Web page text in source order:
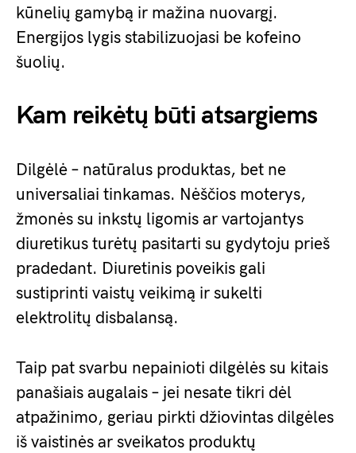
kūnelių gamybą ir mažina nuovargį.
Energijos lygis stabilizuojasi be kofeino
šuolių.
Kam reikėtų būti atsargiems
Dilgėlė – natūralus produktas, bet ne
universaliai tinkamas. Nėščios moterys,
žmonės su inkstų ligomis ar vartojantys
diuretikus turėtų pasitarti su gydytoju prieš
pradedant. Diuretinis poveikis gali
sustiprinti vaistų veikimą ir sukelti
elektrolitų disbalansą.
Taip pat svarbu nepainioti dilgėlės su kitais
panašiais augalais – jei nesate tikri dėl
atpažinimo, geriau pirkti džiovintas dilgėles
iš vaistinės ar sveikatos produktų